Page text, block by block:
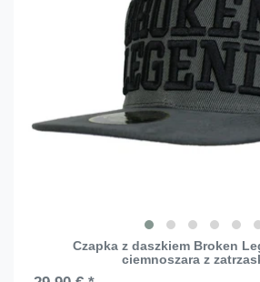
Czapka z daszkiem Broken
ciemnoszara z